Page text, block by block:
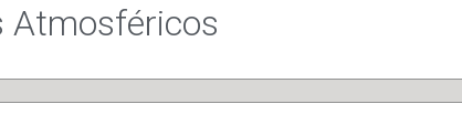
Atmosféricos